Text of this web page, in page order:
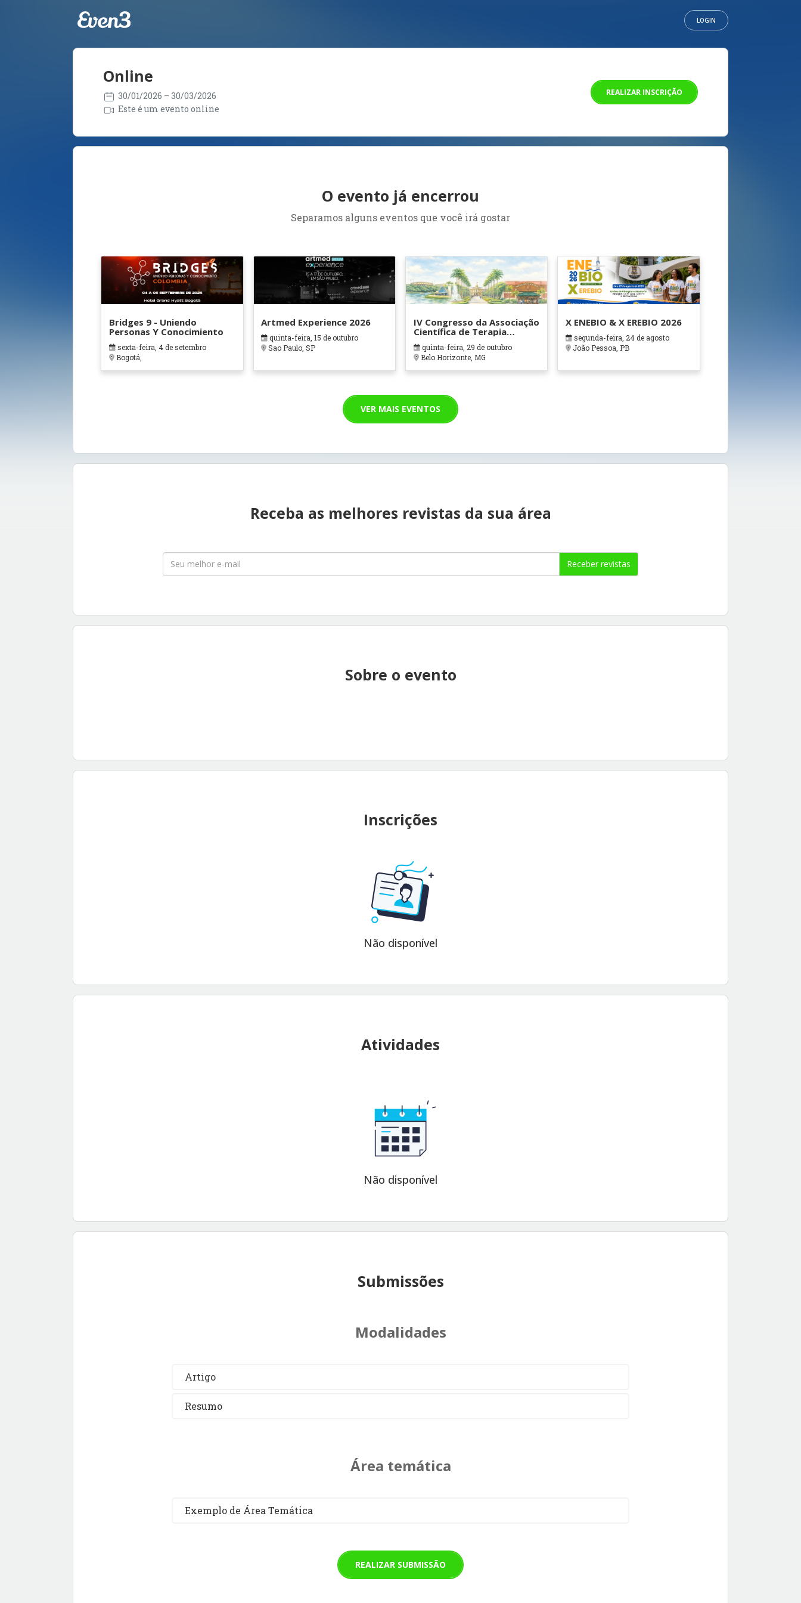
LOGIN
Online
30/01/2026 – 30/03/2026
Este é um evento online
REALIZAR INSCRIÇÃO
O evento já encerrou
Separamos alguns eventos que você irá gostar
Bridges 9 - Uniendo
Personas Y Conocimiento
sexta-feira, 4 de setembro
Bogotá,
Artmed Experience 2026
quinta-feira, 15 de outubro
Sao Paulo, SP
IV Congresso da Associação
Científica de Terapia
Ocupacional em Contextos
Hospitalares e Cuidados
Paliativos - ATOHOSP
quinta-feira, 29 de outubro
Belo Horizonte, MG
X ENEBIO & X EREBIO 2026
segunda-feira, 24 de agosto
João Pessoa, PB
VER MAIS EVENTOS
Receba as melhores revistas da sua área
Receber revistas
Sobre o evento
Inscrições
Não disponível
Atividades
Não disponível
Submissões
Modalidades
Artigo
Resumo
Área temática
Exemplo de Área Temática
REALIZAR SUBMISSÃO